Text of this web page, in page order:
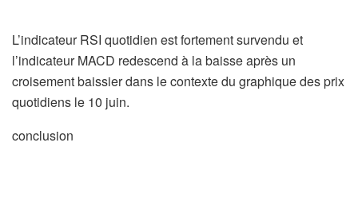
L’indicateur RSI quotidien est fortement survendu et
l’indicateur MACD redescend à la baisse après un
croisement baissier dans le contexte du graphique des prix
quotidiens le 10 juin.
conclusion